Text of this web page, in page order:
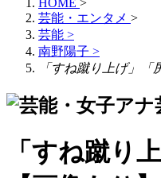
HOME >
芸能・エンタメ >
芸能 >
南野陽子 >
「すね蹴り上げ」
「すね蹴り